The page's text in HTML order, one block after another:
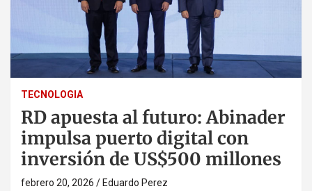
TECNOLOGIA
RD apuesta al futuro: Abinader
impulsa puerto digital con
inversión de US$500 millones
febrero 20, 2026 Eduardo Perez